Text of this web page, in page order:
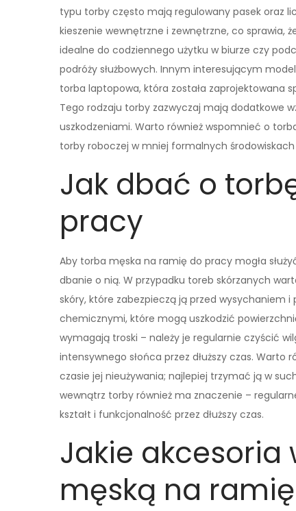
typu torby często mają regulowany pasek oraz
kieszenie wewnętrzne i zewnętrzne, co sprawia,
idealne do codziennego użytku w biurze czy
podróży służbowych. Innym interesującym
torba laptopowa, która została zaprojektowana
Tego rodzaju torby zazwyczaj mają dodatkowe
uszkodzeniami. Warto również wspomnieć o
torby roboczej w mniej formalnych
Jak dbać o
pracy
Aby torba męska na ramię do pracy mogła
dbanie o nią. W przypadku toreb skórzanych
skóry, które zabezpieczą ją przed wysychaniem
chemicznymi, które mogą uszkodzić
wymagają troski – należy je regularnie czyścić
intensywnego słońca przez dłuższy czas.
czasie jej nieużywania; najlepiej trzymać ją w
wewnątrz torby również ma znaczenie –
kształt i funkcjonalność przez dłuższy czas.
Jakie
męską na